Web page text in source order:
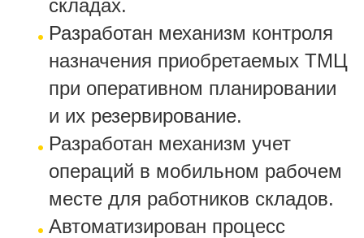
складах.
Разработан механизм контроля
назначения приобретаемых ТМЦ
при оперативном планировании
и их резервирование.
Разработан механизм учет
операций в мобильном рабочем
месте для работников складов.
Автоматизирован процесс